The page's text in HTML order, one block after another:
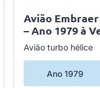
Avião
– Ano 1979 à
Avião turbo hélice
Ano 1979